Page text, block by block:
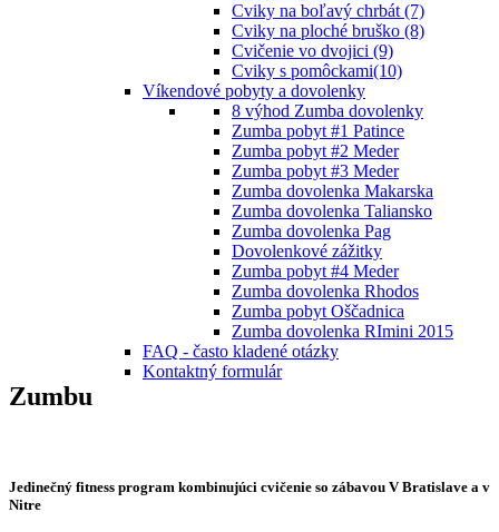
Cviky na boľavý chrbát (7)
Cviky na ploché bruško (8)
Cvičenie vo dvojici (9)
Cviky s pomôckami(10)
Víkendové pobyty a dovolenky
8 výhod Zumba dovolenky
Zumba pobyt #1 Patince
Zumba pobyt #2 Meder
Zumba pobyt #3 Meder
Zumba dovolenka Makarska
Zumba dovolenka Taliansko
Zumba dovolenka Pag
Dovolenkové zážitky
Zumba pobyt #4 Meder
Zumba dovolenka Rhodos
Zumba pobyt Oščadnica
Zumba dovolenka RImini 2015
FAQ - často kladené otázky
Kontaktný formulár
Zumbu
Jedinečný fitness program kombinujúci cvičenie so zábavou V Bratislave a v
Nitre